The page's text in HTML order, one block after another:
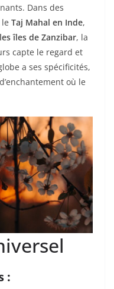
Dans des
Taj Mahal en Inde,
les îles de Zanzibar, la
capte le regard et
a ses spécificités,
où le
: